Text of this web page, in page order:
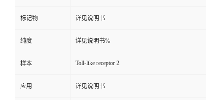
标记物 详见说明书
纯度 详见说明书%
样本 Toll-like receptor 2
应用 详见说明书